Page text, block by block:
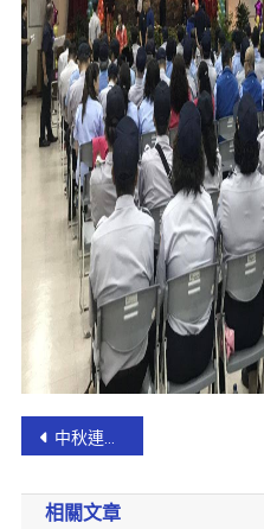
中秋連假葛瑪蘭客運推81折優惠喔!
相關文章